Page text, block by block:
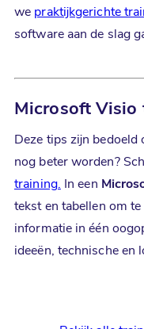
we praktijkgerichte
software aan de slag
Microsoft Visio
Deze tips zijn
nog beter worden?
training. In een
tekst en tabellen om
informatie in één
ideeën, technische en